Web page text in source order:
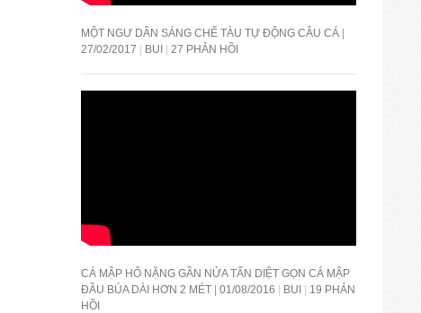
MỘT NGƯ DÂN SÁNG CHẾ TÀU TỰ ĐỘNG CÂU CÁ
27/02/2017
BUI 27 PHẢN HỒI
CÁ MẬP HỔ NẶNG GẦN NỬA TẤN DIỆT GỌN CÁ MẬP
ĐẦU BÚA DÀI HƠN 2 MÉT
01/08/2016 BUI
19 PHẢN
HỒI